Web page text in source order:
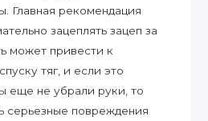
Главная рекомендация
зацеплять зацеп за
может привести к
тяг, и если это
еще не убрали руки, то
серьезные повреждения